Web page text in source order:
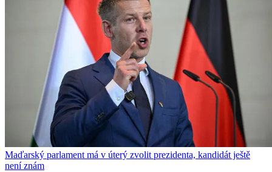
Maďarský parlament má v úterý zvolit prezidenta, kandidát ještě
není znám